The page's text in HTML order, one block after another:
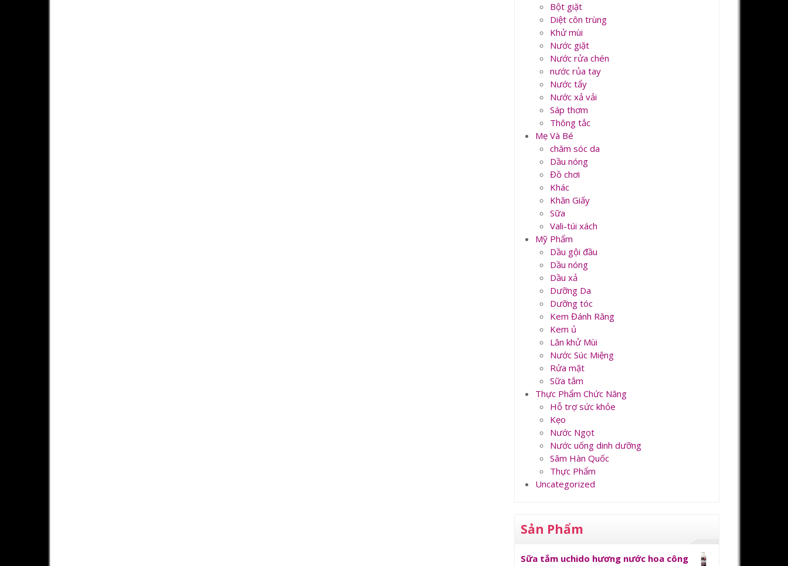
Bột giặt
Diệt côn trùng
Khử mùi
Nước giặt
Nước rửa chén
nước rủa tay
Nước tẩy
Nước xả vải
Sáp thơm
Thông tắc
Mẹ Và Bé
chăm sóc da
Dầu nóng
Đồ chơi
Khác
Khăn Giấy
Sữa
Vali-túi xách
Mỹ Phẩm
Dầu gội đầu
Dầu nóng
Dầu xả
Dưỡng Da
Dưỡng tóc
Kem Đánh Răng
Kem ủ
Lăn khử Mùi
Nước Súc Miệng
Rửa mặt
Sữa tắm
Thực Phẩm Chức Năng
Hỗ trợ sức khỏe
Kẹo
Nước Ngọt
Nước uống dinh dưỡng
Sâm Hàn Quốc
Thực Phẩm
Uncategorized
Sản Phẩm
Sữa tắm uchido hương nước hoa công